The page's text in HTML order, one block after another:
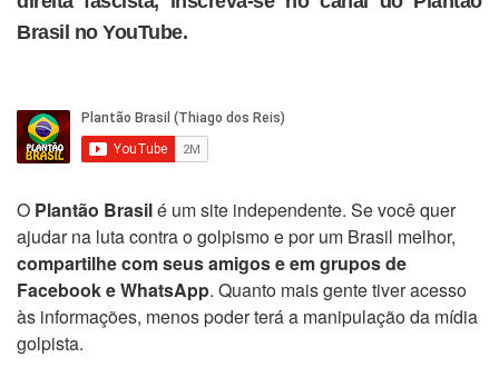
Brasil no YouTube.
O Plantão Brasilé um site independente. Se você quer
ajudar na luta contra o golpismo e por um Brasil melhor,
compartilhe com seus amigos e em grupos de
Facebook e WhatsApp. Quanto mais gente tiver acesso
às informações, menos poder terá a manipulação da mídia
golpista.